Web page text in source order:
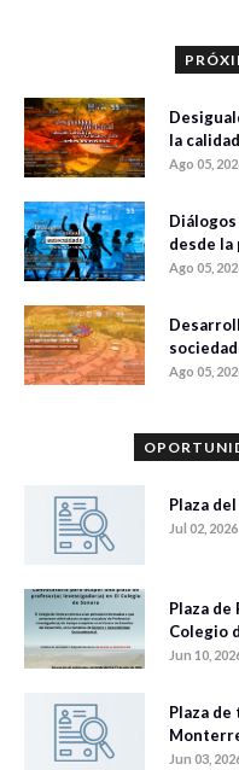
la
Ago 05,
desde
Ago 05,
Ago 05,
Plaza
Jul 02, 2026
Plaza de
Colegio
Jun 10,
Plaza
Jun 03,